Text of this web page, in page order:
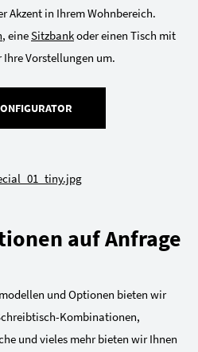
Akzent in Ihrem Wohnbereich.
, eineSitzbankoder einen Tisch mit
Vorstellungen um.
auf Anfrage
und Optionen bieten wir
Kombinationen,
und vieles mehr bieten wir Ihnen